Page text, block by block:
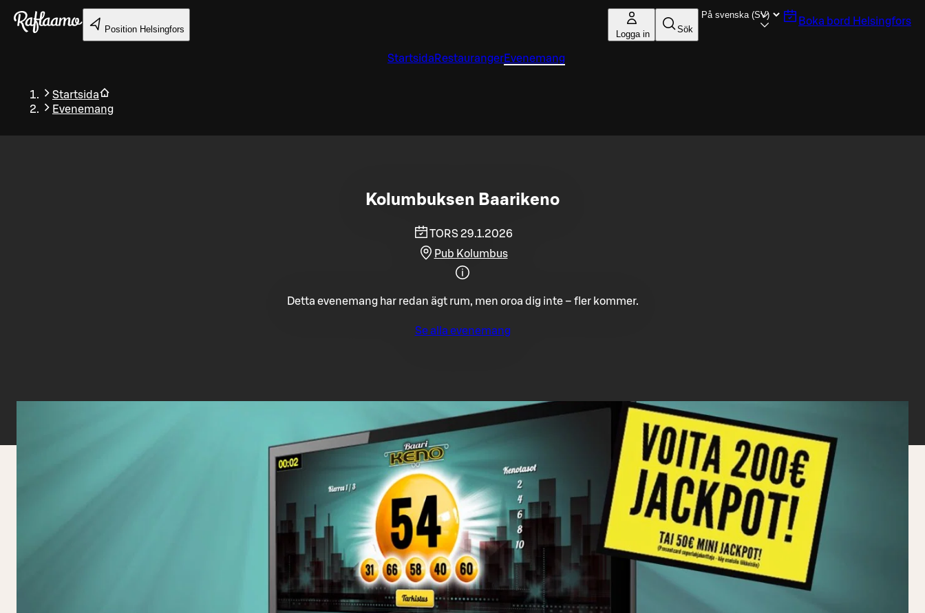
Gå till huvudinnehållet
Position Helsingfors Logga in Sök
Boka bord Helsingfors
Startsida RestaurangerEvenemang
Startsida
Evenemang
Tillbaka
Kolumbuksen Baarikeno
TORS 29.1.2026
Pub Kolumbus
Detta evenemang har redan ägt rum, men oroa dig inte – fler kommer.
Se alla evenemang